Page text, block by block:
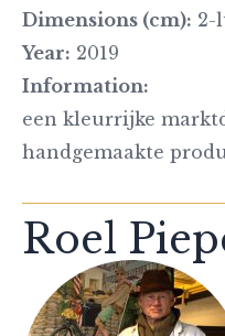
Dimensions (cm): 2-
Year: 2019
Information:
een kleurrijke
handgemaakte
Roel